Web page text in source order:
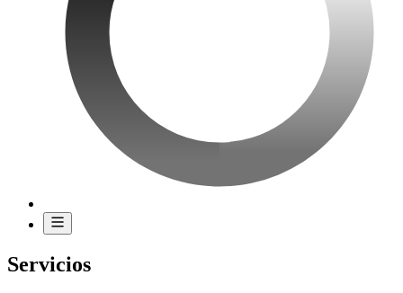
Servicios